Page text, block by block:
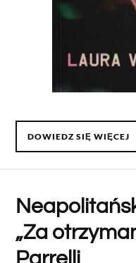
DOWIEDZ SIĘ WIĘCEJ
„Za
Parrelli